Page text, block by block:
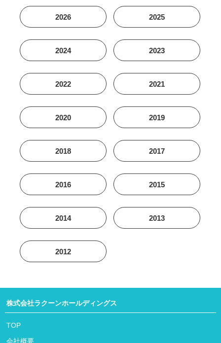
2026 2025
2024 2023
2022 2021
2020 2019
2018 2017
2016 2015
2014 2013
2012
株式会社ラクーンホールディングス
TOP
会社概要